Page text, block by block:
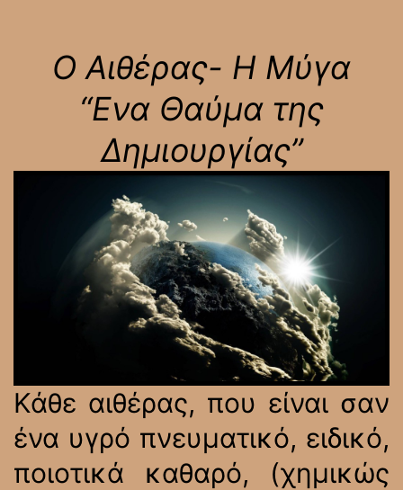
Ο Αιθέρας- Η Μύγα
“Ενα Θαύμα της
Δημιουργίας”
Κάθε αιθέρας, που είναι σαν
ένα υγρό πνευματικό, ειδικό,
ποιοτικά καθαρό, (χημικώς